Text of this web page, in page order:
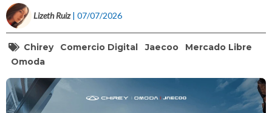
Lizeth Ruiz | 07/07/2026
Chirey Comercio Digital Jaecoo
Mercado Libre
Omoda